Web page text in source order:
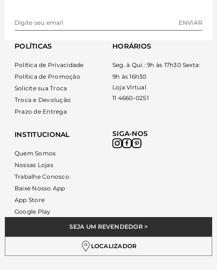
ENVIAR
LOCALIZADOR
SEJA UM REVENDEDOR >
INSTITUCIONAL
Quem Somos
Nossas Lojas
Trabalhe Conosco
Baixe Nosso App
App Store
Google Play
POLÍTICAS
Política de Privacidade
Política de Promoção
Solicite sua Troca
Troca e Devolução
Prazo de Entrega
HORÁRIOS
Seg. à Qui.: 9h às 17h30 Sexta:
9h às 16h30
Loja Virtual
11 4660-0251
SIGA-NOS